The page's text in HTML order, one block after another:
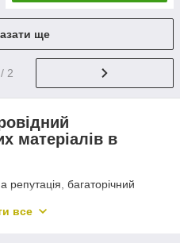
ще
/ 2
матеріалів в
багаторічний
з провідними
все